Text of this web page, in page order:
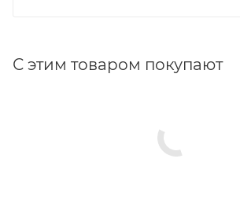
С этим товаром покупают